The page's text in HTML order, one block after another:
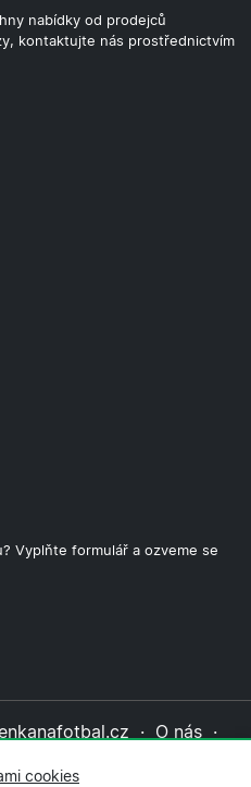
nabídky od prodejců
kontaktujte nás prostřednictvím
Vyplňte formulář a ozveme se
· O nás ·
cookies